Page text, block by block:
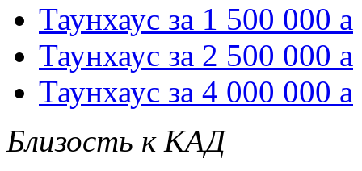
Таунхаус за 1 500 000 a
Таунхаус за 2 500 000 a
Таунхаус за 4 000 000 a
Близость к КАД